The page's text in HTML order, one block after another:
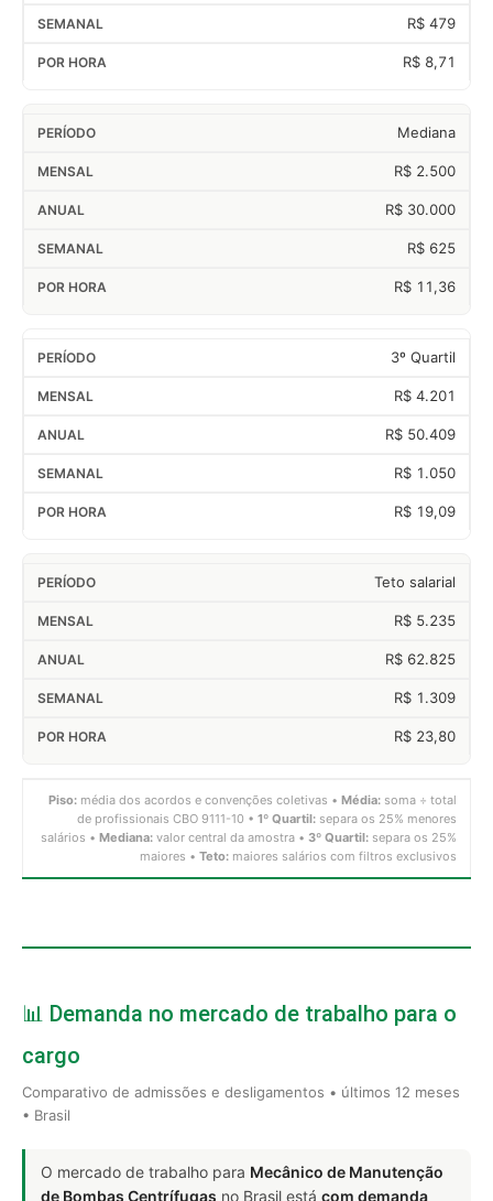
R$ 479
R$ 8,71
Mediana
R$ 2.500
R$ 30.000
R$ 625
R$ 11,36
3º Quartil
R$ 4.201
R$ 50.409
R$ 1.050
R$ 19,09
Teto salarial
R$ 5.235
R$ 62.825
R$ 1.309
R$ 23,80
Piso: média dos acordos e convenções coletivas • Média: soma ÷ total
de profissionais CBO 9111-10 • 1º Quartil: separa os 25% menores
salários • Mediana: valor central da amostra • 3º Quartil: separa os 25%
maiores • Teto: maiores salários com filtros exclusivos
📊 Demanda no mercado de trabalho para o
cargo
Comparativo de admissões e desligamentos • últimos 12 meses
• Brasil
O mercado de trabalho para Mecânico de Manutenção
de Bombas Centrífugas no Brasil está com demanda